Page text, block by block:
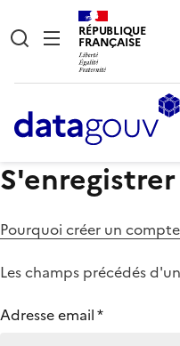
RÉPUBLIQUE
FRANÇAISE
S'enregistrer
Pourquoi créer un
Les champs précédés
Adresse email*